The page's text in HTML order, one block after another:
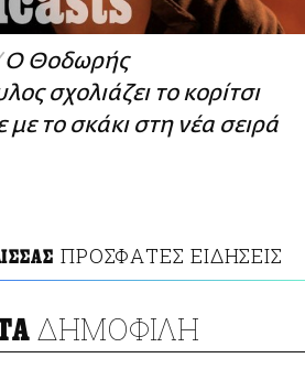
O Θοδωρής
σχολιάζει το κορίτσι
το σκάκι στη νέα σειρά
ΠΡΟΣΦΑΤΕΣ ΕΙΔΗΣΕΙΣ
ΔΗΜΟΦΙΛΗ